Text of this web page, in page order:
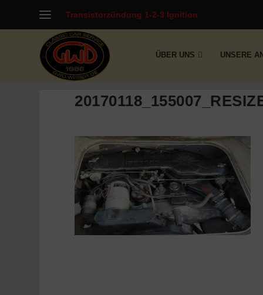
Transistorzündung 1-2-3 Ignition
ÜBER UNS UNSERE